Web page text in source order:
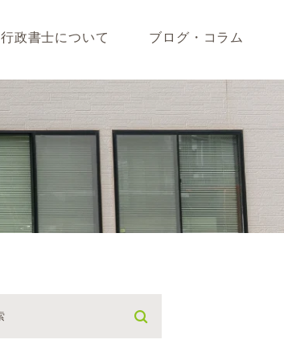
行政書士について ブログ・コラム
藤垣会計ブログ
行政書士川島ブログ
365BLOG
コラム